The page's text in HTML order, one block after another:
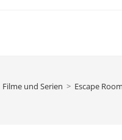
Filme und Serien > Escape